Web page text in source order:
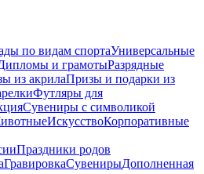
по видам спортаУниверсальные
и грамотыРазрядные
из акрилаПризы и подарки из
Футляры для
Сувениры с символикой
ИскусствоКорпоративные
Праздники родов
ГравировкаСувенирыДополненная